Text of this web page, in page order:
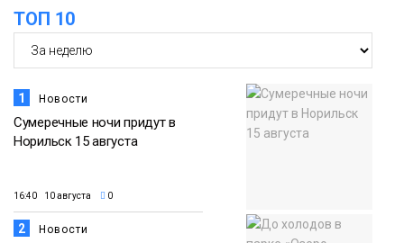
ТОП 10
1 Новости
Сумеречные ночи придут в
Норильск 15 августа
16:40 10 августа 0
2 Новости